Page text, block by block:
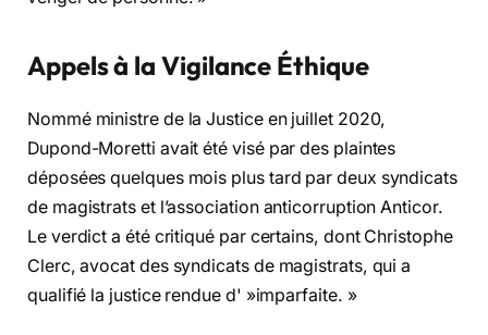
Appels à la Vigilance Éthique
Nommé ministre de la Justice en juillet 2020,
Dupond-Moretti avait été visé par des plaintes
déposées quelques mois plus tard par deux syndicats
de magistrats et l’association anticorruption Anticor.
Le verdict a été critiqué par certains, dont Christophe
Clerc, avocat des syndicats de magistrats, qui a
qualifié la justice rendue d' »imparfaite. »